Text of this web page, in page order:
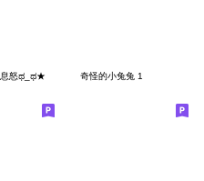
怒ಥ_ಥ★ 奇怪的小兔兔 1